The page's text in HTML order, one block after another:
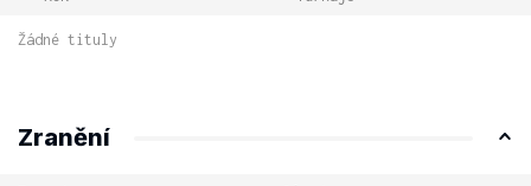
Žádné tituly
Zranění